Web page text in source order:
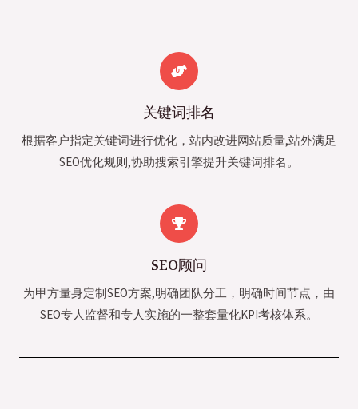
关键词排名
根据客户指定关键词进行优化，站内改进网站质量,站外满足
SEO优化规则,协助搜索引擎提升关键词排名。
SEO顾问
为甲方量身定制SEO方案,明确团队分工，明确时间节点，由
SEO专人监督和专人实施的一整套量化KPI考核体系。